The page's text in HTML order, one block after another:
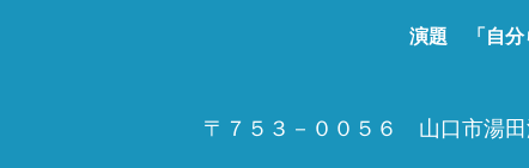
演題 「自分
〒７５３－００５６ 山口市